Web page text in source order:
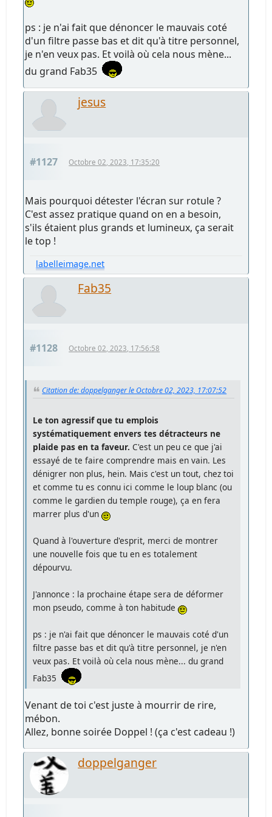
ps : je n'ai fait que dénoncer le mauvais coté
d'un filtre passe bas et dit qu'à titre personnel,
je n'en veux pas. Et voilà où cela nous mène...
du grand Fab35
jesus
#1127 Octobre 02, 2023, 17:35:20
Mais pourquoi détester l'écran sur rotule ?
C'est assez pratique quand on en a besoin,
s'ils étaient plus grands et lumineux, ça serait
le top !
labelleimage.net
Fab35
#1128 Octobre 02, 2023, 17:56:58
Citation de: doppelganger le Octobre 02, 2023, 17:07:52
Le ton agressif que tu emplois
systématiquement envers tes détracteurs ne
plaide pas en ta faveur.C'est un peu ce que j'ai
essayé de te faire comprendre mais en vain. Les
dénigrer non plus, hein. Mais c'est un tout, chez toi
et comme tu es connu ici comme le loup blanc (ou
comme le gardien du temple rouge), ça en fera
marrer plus d'un
Quand à l'ouverture d'esprit, merci de montrer
une nouvelle fois que tu en es totalement
dépourvu.
J'annonce : la prochaine étape sera de déformer
mon pseudo, comme à ton habitude
ps : je n'ai fait que dénoncer le mauvais coté d'un
filtre passe bas et dit qu'à titre personnel, je n'en
veux pas. Et voilà où cela nous mène... du grand
Fab35
Venant de toi c'est juste à mourrir de rire,
mébon.
Allez, bonne soirée Doppel ! (ça c'est cadeau !)
doppelganger